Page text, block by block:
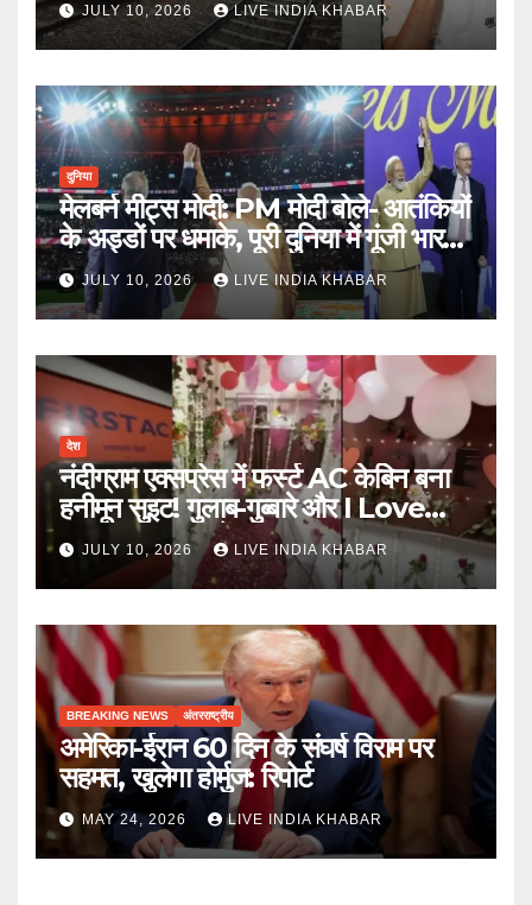
JULY 10, 2026 LIVE INDIA KHABAR
दुनिया
मेलबर्न मीट्स मोदी: PM मोदी बोले- आतंकियों
के अड्डों पर धमाके, पूरी दुनिया में गूंजी भारत
की ताकत
JULY 10, 2026 LIVE INDIA KHABAR
देश
नंदीग्राम एक्सप्रेस में फर्स्ट AC केबिन बना
हनीमून सुइट! गुलाब-गुब्बारे और I Love
You, TTE सस्पेंड
JULY 10, 2026 LIVE INDIA KHABAR
BREAKING NEWS अंतरराष्ट्रीय
अमेरिका-ईरान 60 दिन के संघर्ष विराम पर
सहमत, खुलेगा होर्मुज: रिपोर्ट
MAY 24, 2026 LIVE INDIA KHABAR